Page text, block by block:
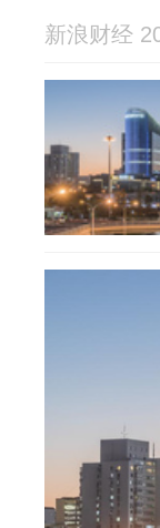
新浪财经